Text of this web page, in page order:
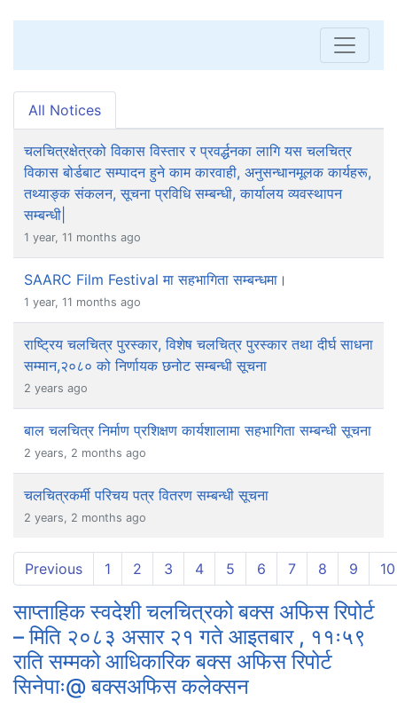
All Notices
चलचित्रक्षेत्रको विकास विस्तार र प्रवर्द्धनका लागि यस चलचित्र
विकास बोर्डबाट सम्पादन हुने काम कारवाही, अनुसन्धानमूलक कार्यहरू,
तथ्याङ्क संकलन, सूचना प्रविधि सम्बन्धी, कार्यालय व्यवस्थापन
सम्बन्धी|
1 year, 11 months ago
SAARC Film Festival मा सहभागिता सम्बन्धमा।
1 year, 11 months ago
राष्ट्रिय चलचित्र पुरस्कार, विशेष चलचित्र पुरस्कार तथा दीर्घ साधना
सम्मान,२०८० को निर्णायक छनोट सम्बन्धी सूचना
2 years ago
बाल चलचित्र निर्माण प्रशिक्षण कार्यशालामा सहभागिता सम्बन्धी सूचना
2 years, 2 months ago
चलचित्रकर्मी परिचय पत्र वितरण सम्बन्धी सूचना
2 years, 2 months ago
Previous 1 2 3 4 5 6 7 8 9 10
साप्ताहिक स्वदेशी चलचित्रको बक्स अफिस रिपोर्ट
– मिति २०८३ असार २१ गते आइतबार , ११ः५९
राति सम्मको आधिकारिक बक्स अफिस रिपोर्ट
सिनेपाः@ बक्सअफिस कलेक्सन